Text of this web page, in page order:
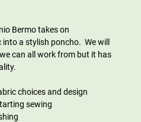
Bermo takes on
a stylish poncho.  We will
can all work from but it has
choices and design
sewing